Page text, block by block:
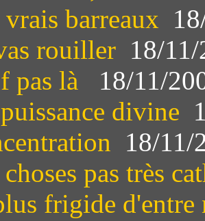
vrais barreaux
rouiller 18/
pas là
18/11/
divine
18/11/
pas très
frigide d'entre